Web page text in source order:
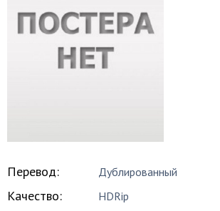
Перевод: Дублированный
Качество: HDRip